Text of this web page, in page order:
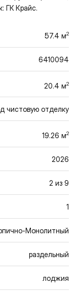
ГК Крайс.
57.4 м2
6410094
20.4 м2
чистовую отделку
19.26 м2
2026
2 из 9
1
Монолитный
раздельный
лоджия